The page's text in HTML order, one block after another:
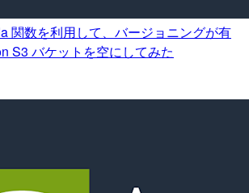
関数を利用して、バージョニングが有
S3 バケットを空にしてみた